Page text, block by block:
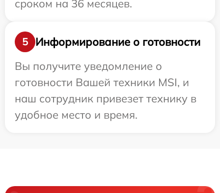
сроком на 36 месяцев.
5
Информирование о готовности
Вы получите уведомление о
готовности Вашей техники MSI, и
наш сотрудник привезет технику в
удобное место и время.